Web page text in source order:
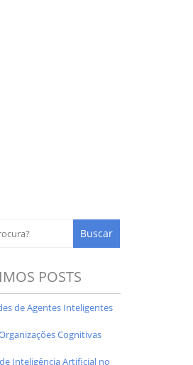
POSTS
de Agentes Inteligentes
Cognitivas
Inteligência Artificial no